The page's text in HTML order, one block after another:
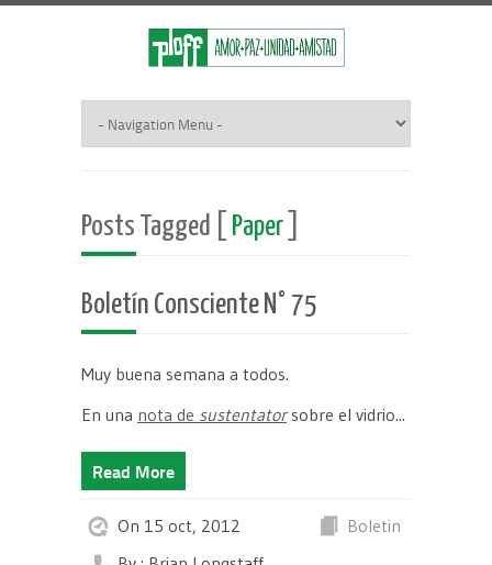
Posts Tagged [ Paper
Boletín Consciente N° 75
Muy buena semana a todos.
En una nota de sustentatorsobre el vidrio...
Read More
On 15 oct, 2012
Boletin